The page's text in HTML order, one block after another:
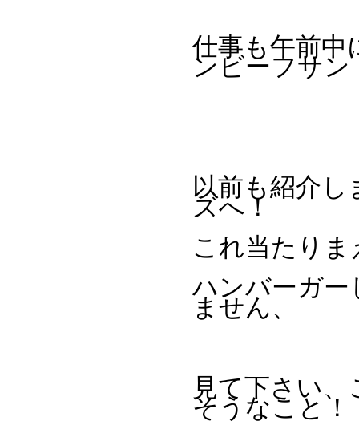
仕事も午前中
ンビーフサ
以前も紹介
ズへ！
これ当たりま
ハンバーガ
ません、
見て下さい
そうなこと！